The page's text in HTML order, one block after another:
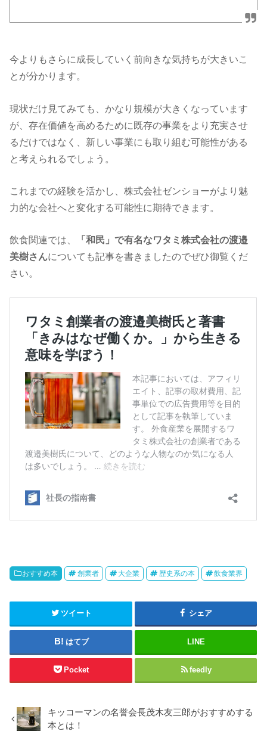
今よりもさらに成長していく前向きな気持ちが大きいこ
とが分かります。
現状だけ見てみても、かなり規模が大きくなっています
が、存在価値を高めるために既存の事業をより充実させ
るだけではなく、新しい事業にも取り組む可能性がある
と考えられるでしょう。
これまでの経験を活かし、株式会社ゼンショーがより魅
力的な会社へと変化する可能性に期待できます。
飲食関連では、
「和民」で有名なワタミ株式会社の渡邉
美樹さんについても記事を書きましたのでぜひ御覧くだ
さい。
おすすめ本 創業者 大企業 歴史系の本 飲食業界
ツイート シェア
はてブ LINE
Pocket feedly
キッコーマンの名誉会長茂木友三郎がおすすめする
本とは！